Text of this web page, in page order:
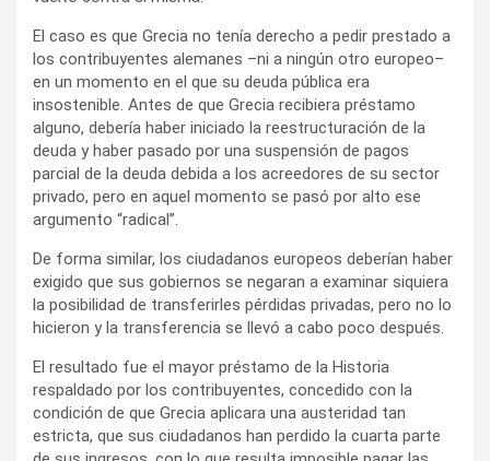
El caso es que Grecia no tenía derecho a pedir prestado a
los contribuyentes alemanes –ni a ningún otro europeo–
en un momento en el que su deuda pública era
insostenible. Antes de que Grecia recibiera préstamo
alguno, debería haber iniciado la reestructuración de la
deuda y haber pasado por una suspensión de pagos
parcial de la deuda debida a los acreedores de su sector
privado, pero en aquel momento se pasó por alto ese
argumento “radical”.
De forma similar, los ciudadanos europeos deberían haber
exigido que sus gobiernos se negaran a examinar siquiera
la posibilidad de transferirles pérdidas privadas, pero no lo
hicieron y la transferencia se llevó a cabo poco después.
El resultado fue el mayor préstamo de la Historia
respaldado por los contribuyentes, concedido con la
condición de que Grecia aplicara una austeridad tan
estricta, que sus ciudadanos han perdido la cuarta parte